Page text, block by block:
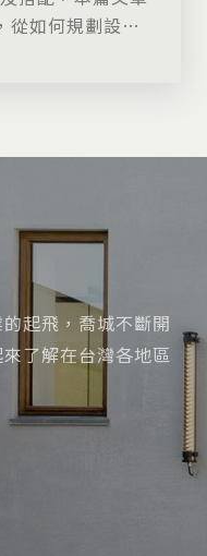
從如何規劃設計
起飛，喬城不斷開
了解在台灣各地區